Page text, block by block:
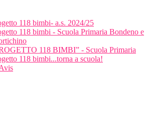
118 bimbi- a.s. 2024/25
118 bimbi - Scuola Primaria Bondeno e
118 BIMBI” - Scuola Primaria
118 bimbi...torna a scuola!